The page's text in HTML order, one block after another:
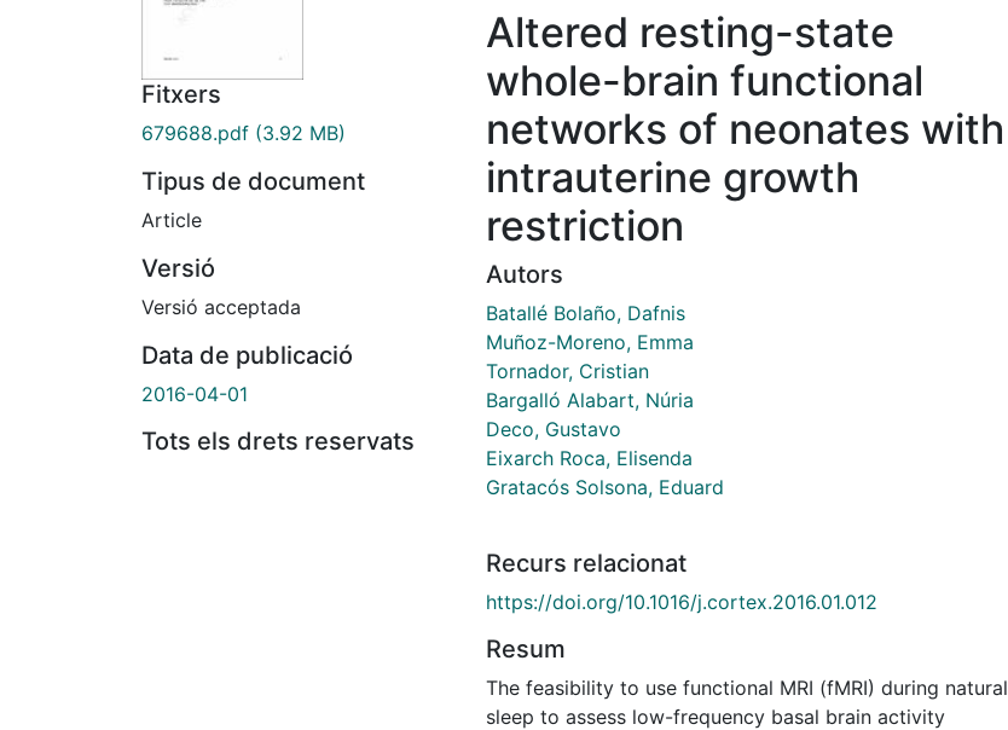
Fitxers
679688.pdf (3.92 MB)
Tipus de document
Article
Versió
Versió acceptada
Data de publicació
2016-04-01
Tots els drets reservats
Altered resting-state
whole-brain functional
networks of neonates with
intrauterine growth
restriction
Autors
Batallé Bolaño, Dafnis
Muñoz-Moreno, Emma
Tornador, Cristian
Bargalló Alabart, Núria
Deco, Gustavo
Eixarch Roca, Elisenda
Gratacós Solsona, Eduard
Recurs relacionat
https://doi.org/10.1016/j.cortex.2016.01.012
Resum
The feasibility to use functional MRI (fMRI) during natural
sleep to assess low-frequency basal brain activity